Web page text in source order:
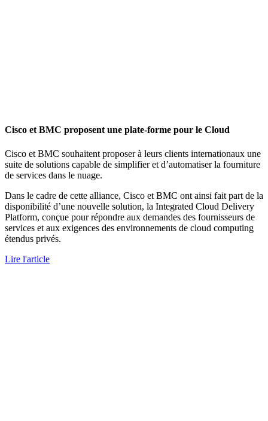
Cisco et BMC proposent une plate-forme pour le Cloud
Cisco et BMC souhaitent proposer à leurs clients internationaux une
suite de solutions capable de simplifier et d’automatiser la fourniture
de services dans le nuage.
Dans le cadre de cette alliance, Cisco et BMC ont ainsi fait part de la
disponibilité d’une nouvelle solution, la Integrated Cloud Delivery
Platform, conçue pour répondre aux demandes des fournisseurs de
services et aux exigences des environnements de cloud computing
étendus privés.
Lire l'article